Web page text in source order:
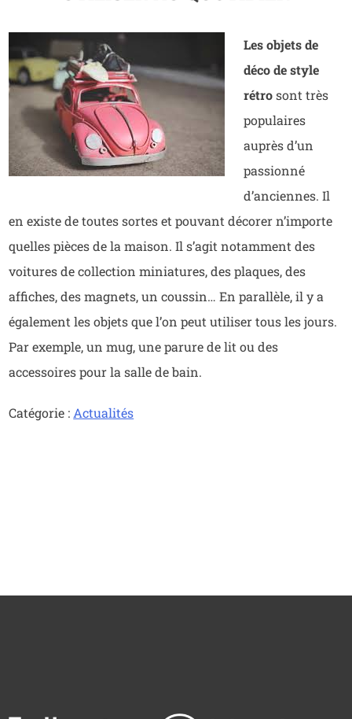
Les objets de
déco de style
rétrosont très
populaires
auprès d’un
passionné
d’anciennes. Il
en existe de toutes sortes et pouvant décorer n’importe
quelles pièces de la maison. Il s’agit notamment des
voitures de collection miniatures, des plaques, des
affiches, des magnets, un coussin… En parallèle, il y a
également les objets que l’on peut utiliser tous les jours.
Par exemple, un mug, une parure de lit ou des
accessoires pour la salle de bain.
Catégorie :Actualités